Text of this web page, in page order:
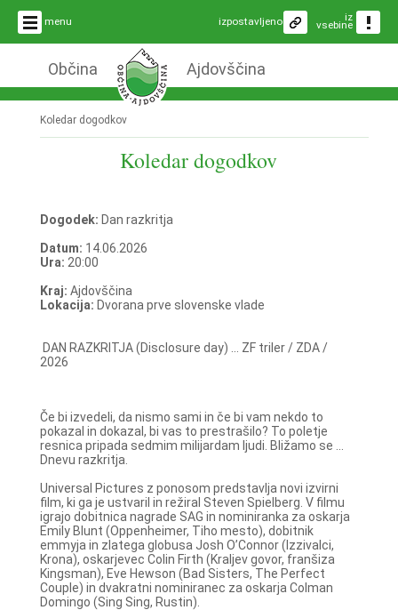
menu iz
vsebine
izpostavljeno
Občina Ajdovščina
Koledar dogodkov
Koledar dogodkov
Dogodek: Dan razkritja
Datum: 14.06.2026
Ura: 20:00
Kraj: Ajdovščina
Lokacija: Dvorana prve slovenske vlade
DAN RAZKRITJA (Disclosure day) ... ZF triler / ZDA /
2026
Če bi izvedeli, da nismo sami in če bi vam nekdo to
pokazal in dokazal, bi vas to prestrašilo? To poletje
resnica pripada sedmim milijardam ljudi. Bližamo se ...
Dnevu razkritja.
Universal Pictures z ponosom predstavlja novi izvirni
film, ki ga je ustvaril in režiral Steven Spielberg. V filmu
igrajo dobitnica nagrade SAG in nominiranka za oskarja
Emily Blunt (Oppenheimer, Tiho mesto), dobitnik
emmyja in zlatega globusa Josh O’Connor (Izzivalci,
Krona), oskarjevec Colin Firth (Kraljev govor, franšiza
Kingsman), Eve Hewson (Bad Sisters, The Perfect
Couple) in dvakratni nominiranec za oskarja Colman
Domingo (Sing Sing, Rustin).